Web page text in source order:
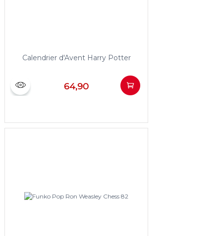
Calendrier d'Avent Harry Potter
64,90